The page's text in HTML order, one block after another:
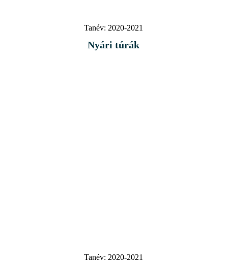
Tanév: 2020-2021
Nyári túrák
Tanév: 2020-2021